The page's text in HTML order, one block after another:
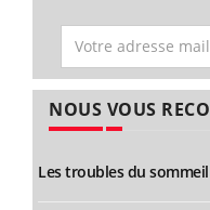
NOUS VOUS
Les troubles du